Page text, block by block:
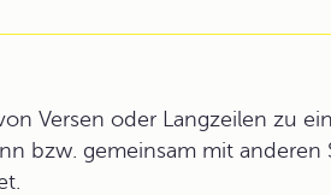
Versen oder Langzeilen zu
bzw. gemeinsam mit anderen